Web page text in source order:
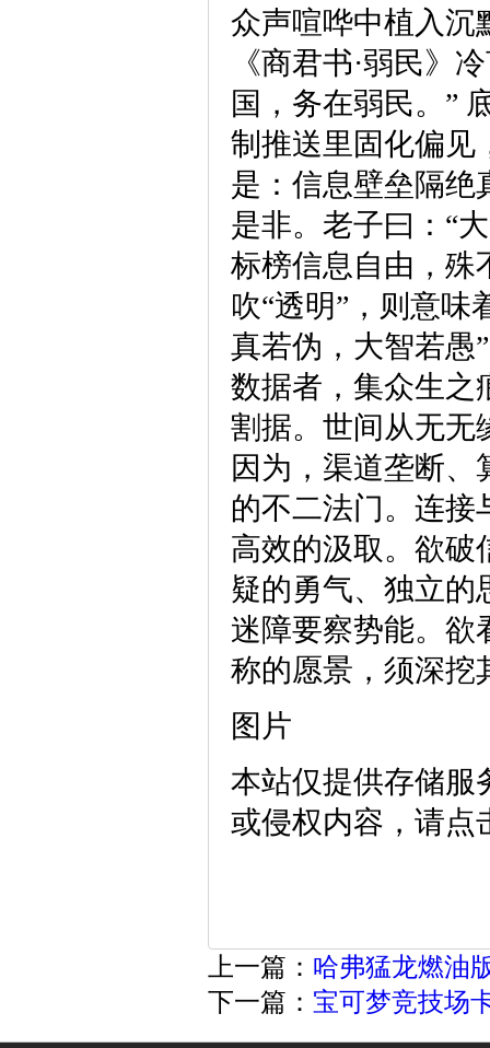
众声喧哗中植入沉
《商君书·弱民》
国，务在弱民。”
制推送里固化偏见
是：信息壁垒隔绝
是非。老子曰：“
标榜信息自由，殊
吹“透明”，则意味
真若伪，大智若愚
数据者，集众生之
割据。世间从无无
因为，渠道垄断
的不二法门。连接
高效的汲取。欲破
疑的勇气、独立的
迷障要察势能。欲
称的愿景，须深挖
图片
本站仅提供存储服
或侵权内容，请点
上一篇： 哈弗猛龙燃油
下一篇： 宝可梦竞技场